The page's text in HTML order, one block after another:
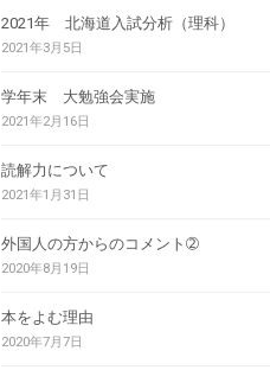
2021年 北海道入試分析（理科）
2021年3月5日
学年末 大勉強会実施
2021年2月16日
読解力について
2021年1月31日
外国人の方からのコメント➁
2020年8月19日
本をよむ理由
2020年7月7日